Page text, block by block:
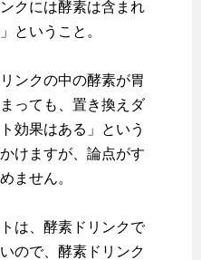
クには酵素は含まれ
ということ。
ンクの中の酵素が胃
っても、置き換えダ
効果はある」という
けますが、論点がす
ません。
は、酵素ドリンクで
ので、酵素ドリンク